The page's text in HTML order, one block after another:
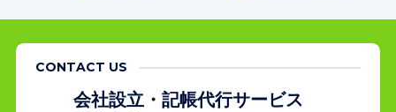
CONTACT US
会社設立・記帳代行サービス